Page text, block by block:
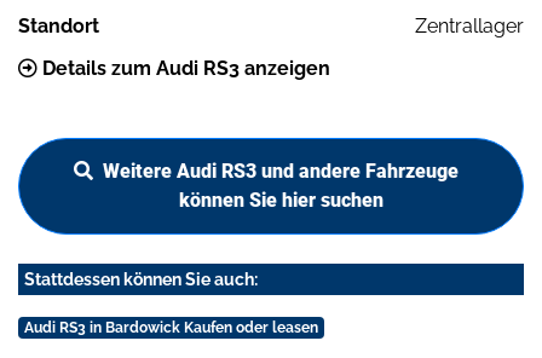
Standort
Zentrallager
Details zum Audi RS3 anzeigen
Weitere Audi RS3 und andere Fahrzeuge
können Sie hier suchen
Stattdessen können Sie auch:
Audi RS3 in Bardowick Kaufen oder leasen